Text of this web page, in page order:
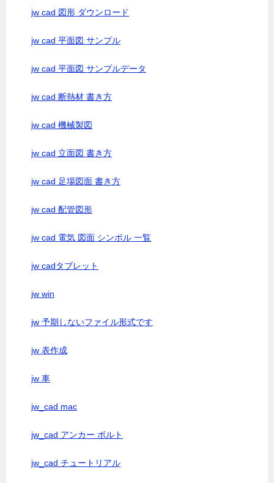
jw cad 図形 ダウンロード
jw cad 平面図 サンプル
jw cad 平面図 サンプルデータ
jw cad 断熱材 書き方
jw cad 機械製図
jw cad 立面図 書き方
jw cad 足場図面 書き方
jw cad 配管図形
jw cad 電気 図面 シンボル 一覧
jw cadタブレット
jw win
jw 予期しないファイル形式です
jw 表作成
jw 車
jw_cad mac
jw_cad アンカー ボルト
jw_cad チュートリアル